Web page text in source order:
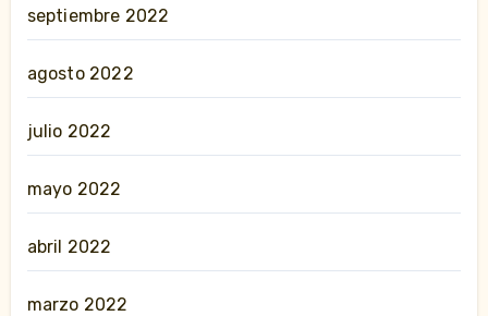
septiembre 2022
agosto 2022
julio 2022
mayo 2022
abril 2022
marzo 2022